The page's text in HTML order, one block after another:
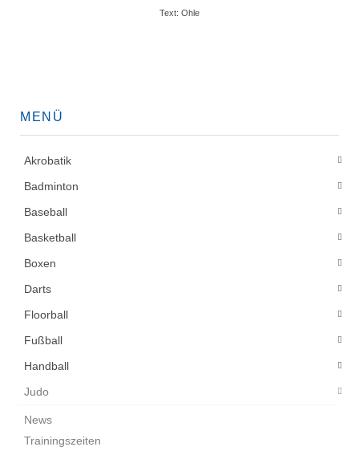
Text: Ohle
MENÜ
Akrobatik
Badminton
Baseball
Basketball
Boxen
Darts
Floorball
Fußball
Handball
Judo
News
Trainingszeiten